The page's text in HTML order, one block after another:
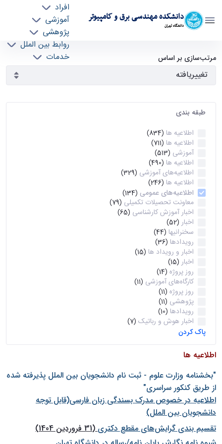
دانشکده مهندسی برق و کامپیوتر
دانشگاه تهران
افراد
آموزشی
پژوهشی
روابط بین الملل
خدمات
آرشیو اطلاعیه ها - ece- دانشکده مهندسی برق و
کامپیوتر
مرتب‌سازی بر اساس
طبقه بندی
اطلاعیه ها (834)
اطلاعیه ها (711)
آموزشی (513)
اطلاعیه ها (490)
اطلاعیه‌های‌ آموزشی (329)
اطلاعیه ها (246)
اطلاعیه‌های عمومی (134)
معاونت تحصیلات تکمیلی (79)
اخبار آموزش کارشناسی (65)
اخبار (52)
سخنرانیها (44)
رویدادها (36)
اخبار و رویداد ها (15)
اخبار (15)
روز پروژه (14)
کارگاه‌های آموزشی (11)
روز پروژه (11)
پژوهشی (11)
رویدادها (10)
اخبار هوش و رباتیک (7)
پاک کردن
اطلاعیه ها
"بخشنامه وزارت علوم - ثبت نام دانشجويان بين الملل پذيرفته شده
از طريق كنكور سراسری"
اطلاعیه در خصوص مدرک بسندگی زبان فارسی(قابل توجه
دانشجویان بین الملل)
تقسیم بندی گرایش‌های مقطع دکتری(31 فروردین 1404)